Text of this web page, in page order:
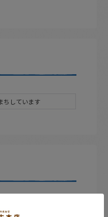
ちしています